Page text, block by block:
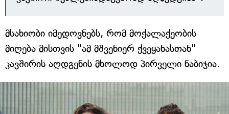
მსახიობი იმედოვნებს, რომ მოქალაქეობის
მიღება მისთვის "ამ მშვენიერ ქვეყანასთან"
კავშირის აღდგენის მხოლოდ პირველი ნაბიჯია.